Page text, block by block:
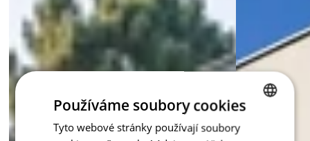
inspirace - Palisády
CZECH
Používáme soubory cookies
Tyto webové stránky používají soubory